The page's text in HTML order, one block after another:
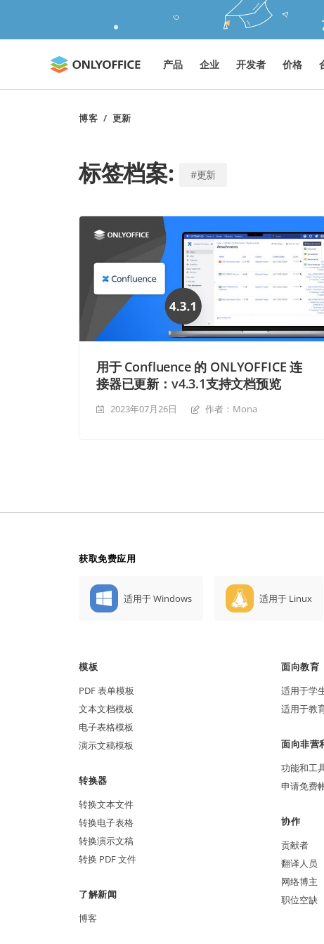
产品 企业 开发者 价格
博客 / 更新
标签档案: #更新
用于 Confluence 的 ONLYOFFICE 连
接器已更新：v4.3.1支持文档预览
2023年07月26日 作者：Mona
获取免费应用
适用于 Windows 适用于 Linux
模板
PDF 表单模板
文本文档模板
电子表格模板
演示文稿模板
转换器
转换文本文件
转换电子表格
转换演示文稿
转换 PDF 文件
了解新闻
博客
面向教育
适用于学
适用于教
面向非营
功能和工
申请免费
协作
贡献者
翻译人员
网络博主
职位空缺